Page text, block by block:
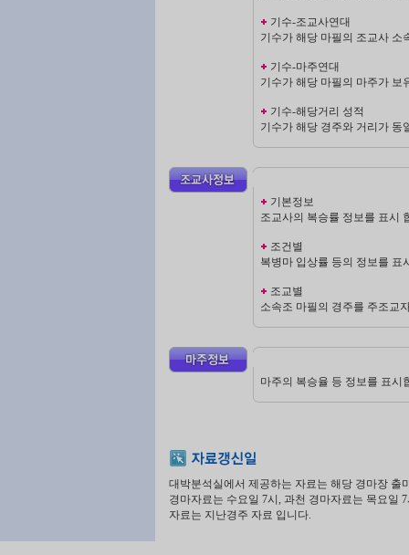
기수-조교사연대
기수가 해당 마필의 조교사 소
기수-마주연대
기수가 해당 마필의 마주가 보
기수-해당거리 성적
기수가 해당 경주와 거리가 동
기본정보
조교사의 복승률 정보를 표시
조건별
복병마 입상률 등의 정보를 표
조교별
소속조 마필의 경주를 주조교
마주의 복승율 등 정보를 표시
대박분석실에서 제공하는 자료는 해당 경마장 출
경마자료는 수요일 7시, 과천 경마자료는 목요일
자료는 지난경주 자료 입니다.